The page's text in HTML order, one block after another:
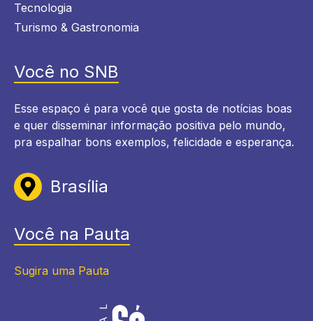
Tecnologia
Turismo & Gastronomia
Você no SNB
Esse espaço é para você que gosta de notícias boas
e quer disseminar informação positiva pelo mundo,
pra espalhar bons exemplos, felicidade e esperança.
Brasília
Você na Pauta
Sugira uma Pauta